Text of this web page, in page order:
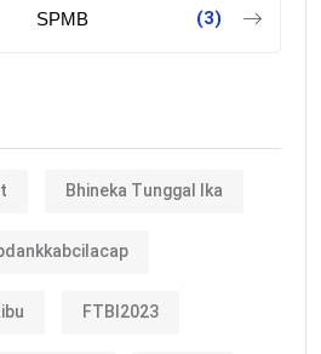
SPMB (3)
Bhineka Tunggal Ika
FTBI2023